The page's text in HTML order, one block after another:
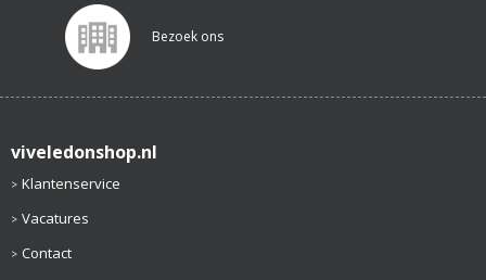
Bezoek ons
viveledonshop.nl
Klantenservice
Vacatures
Contact